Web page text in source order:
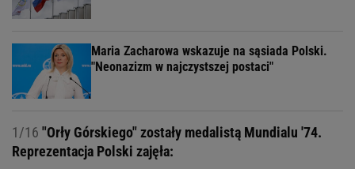
Maria Zacharowa wskazuje na sąsiada Polski.
"Neonazizm w najczystszej postaci"
1/16 "Orły Górskiego" zostały medalistą Mundialu '74.
Reprezentacja Polski zajęła: